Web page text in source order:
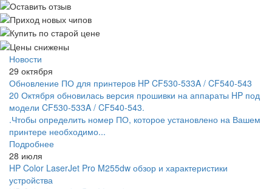
Новости
29 октября
Обновление ПО для принтеров HP CF530-533A / CF540-543
20 Октября обновилась версия прошивки на аппараты HP под
модели CF530-533A / CF540-543.
.Чтобы определить номер ПО, которое установлено на Вашем
принтере необходимо...
Подробнее
28 июля
HP Color LaserJet Pro M255dw обзор и характеристики
устройства